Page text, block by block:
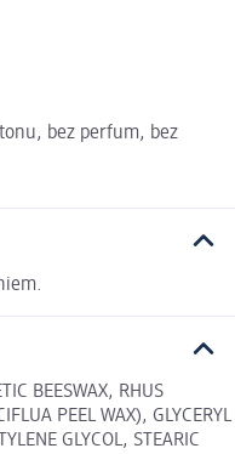
bez perfum, bez
BEESWAX, RHUS
PEEL WAX), GLYCERYL
GLYCOL, STEARIC